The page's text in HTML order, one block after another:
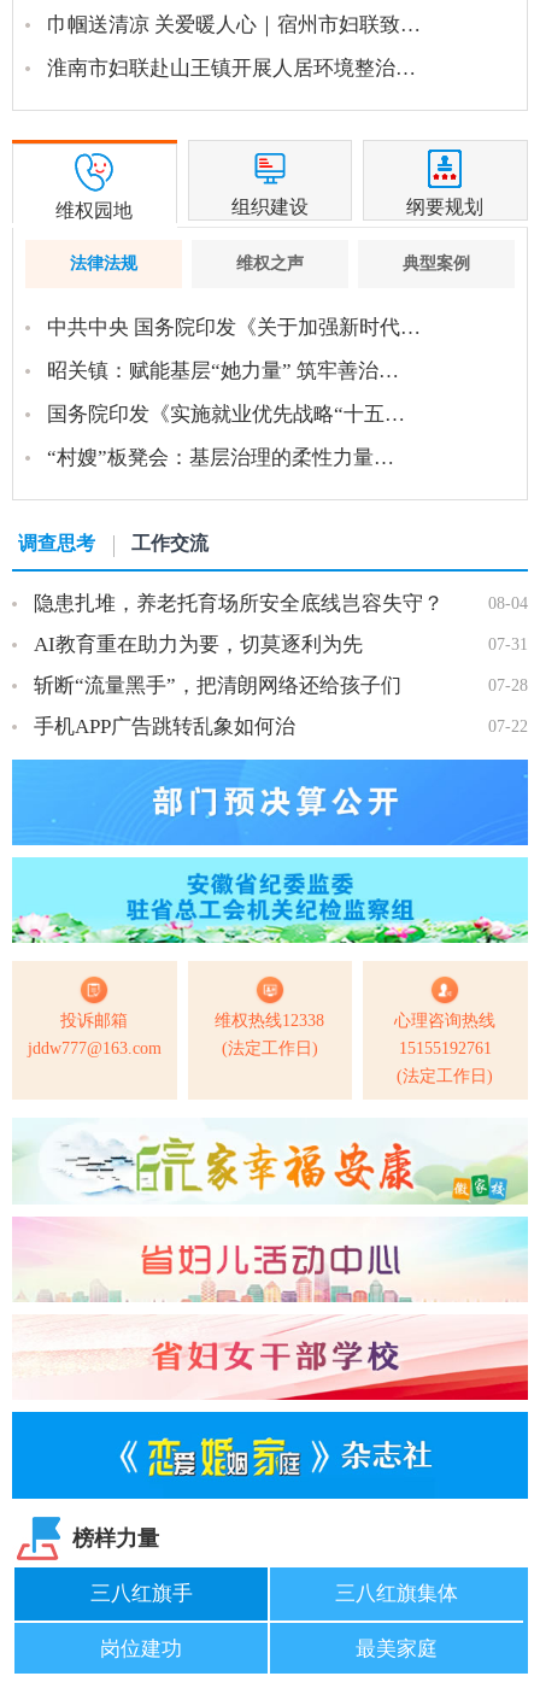
巾帼送清凉 关爱暖人心｜宿州市妇联致…
淮南市妇联赴山王镇开展人居环境整治…
维权园地 组织建设 纲要规划
法律法规 维权之声 典型案例
中共中央 国务院印发《关于加强新时代…
昭关镇：赋能基层“她力量” 筑牢善治…
国务院印发《实施就业优先战略“十五…
“村嫂”板凳会：基层治理的柔性力量…
调查思考 工作交流
08-04
隐患扎堆，养老托育场所安全底线岂容失守？
07-31
AI教育重在助力为要，切莫逐利为先
07-28
斩断“流量黑手”，把清朗网络还给孩子们
07-22
手机APP广告跳转乱象如何治
投诉邮箱
jddw777@163.com
维权热线12338
(法定工作日)
心理咨询热线
15155192761
(法定工作日)
榜样力量
三八红旗手 三八红旗集体
岗位建功 最美家庭